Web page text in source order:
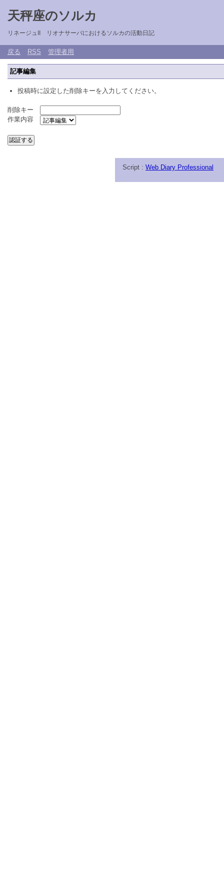
天秤座のソルカ
リネージュII リオナサーバにおけるソルカの活動日記
戻る RSS 管理者用
記事編集
投稿時に設定した削除キーを入力してください。
削除キー
作業内容
Script : Web Diary Professional